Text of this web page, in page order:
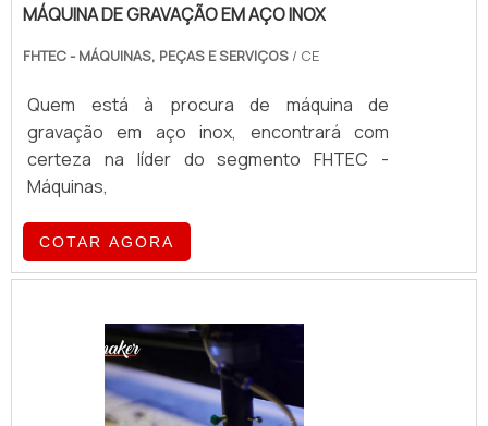
MÁQUINA DE GRAVAÇÃO EM AÇO INOX
FHTEC - MÁQUINAS, PEÇAS E SERVIÇOS / CE
Quem está à procura de máquina de
gravação em aço inox, encontrará com
certeza na líder do segmento FHTEC -
Máquinas,
COTAR AGORA